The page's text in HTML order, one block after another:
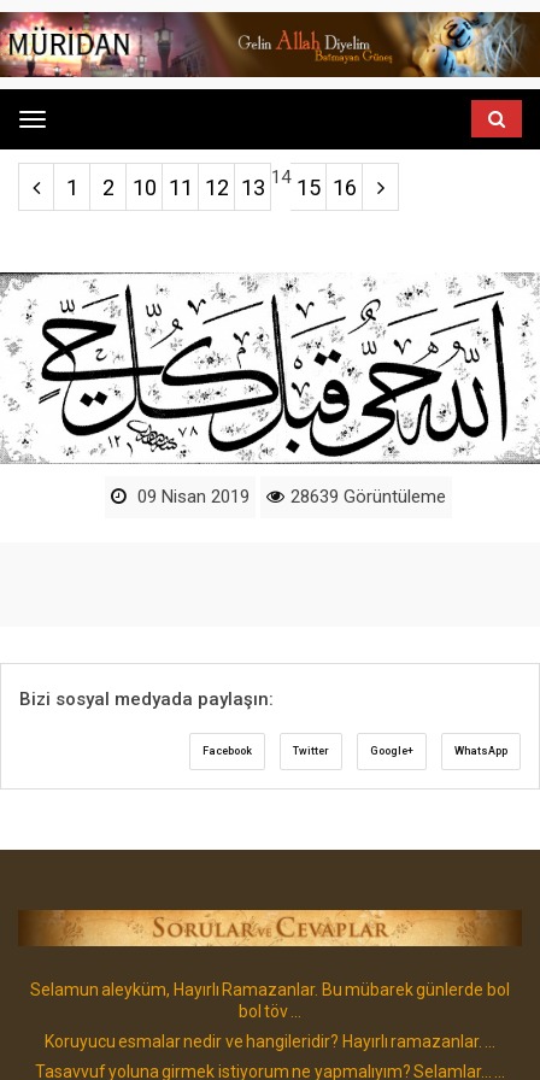
Menu
1 2 10 11 12 13 14 15 16
09 Nisan 2019 28639 Görüntüleme
Bizi sosyal medyada paylaşın:
Facebook Twitter Google+ WhatsApp
Selamun aleyküm, Hayırlı Ramazanlar. Bu mübarek günlerde bol
bol töv ...
Koruyucu esmalar nedir ve hangileridir? Hayırlı ramazanlar. ...
Tasavvuf yoluna girmek istiyorum ne yapmalıyım? Selamlar... ...